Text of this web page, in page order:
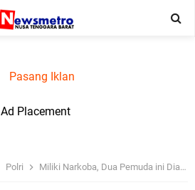
Pasang Iklan
Ad Placement
Polri Miliki Narkoba, Dua Pemuda ini Diamankan Polsek Rasanae Timur